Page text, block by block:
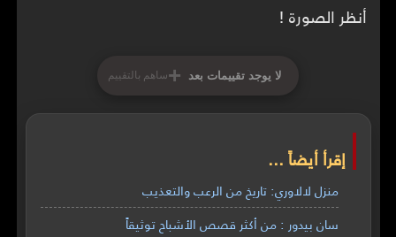
أنظر الصورة !
لا يوجد تقييمات بعد +ساهم بالتقييم
إقرأ أيضاً ...
منزل لالاوري: تاريخ من الرعب والتعذيب
سان بيدور : من أكثر قصص الأشباح توثيقاً